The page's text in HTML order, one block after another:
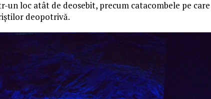
loc atât de deosebit, precum catacombele pe care
deopotrivă.